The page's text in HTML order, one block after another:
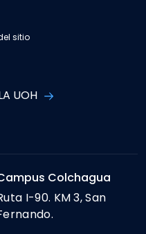
sitio
UOH
Colchagua
I-90. KM 3, San